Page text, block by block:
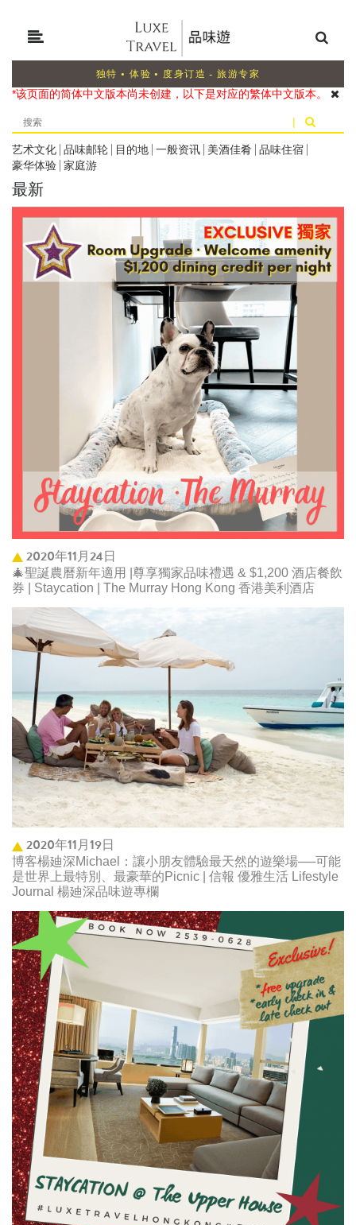
独特 • 体验 • 度身订造 - 旅游专家
*该页面的简体中文版本尚未创建，以下是对应的繁体中文版本。
|
艺术文化 | 品味邮轮 | 目的地 | 一般资讯 | 美酒佳肴 | 品味住宿 |
豪华体验 | 家庭游
最新
2020年11月24日
🎄聖誕農曆新年適用 |尊享獨家品味禮遇 & $1,200 酒店餐飲
券 | Staycation | The Murray Hong Kong 香港美利酒店
2020年11月19日
博客楊廸深Michael：讓小朋友體驗最天然的遊樂場──可能
是世界上最特別、最豪華的Picnic | 信報 優雅生活 Lifestyle
Journal 楊廸深品味遊專欄